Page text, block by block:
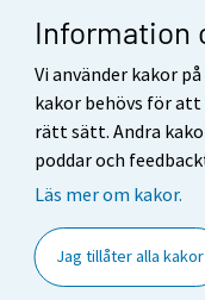
Information
Vi använder kakor
kakor behövs för
rätt sätt. Andra
poddar och
Läs mer om kakor.
Jag tillåter alla kakor
Respons
Användarvillkor
Dataskydd
Tillgänglighet
Cookie-inställningar